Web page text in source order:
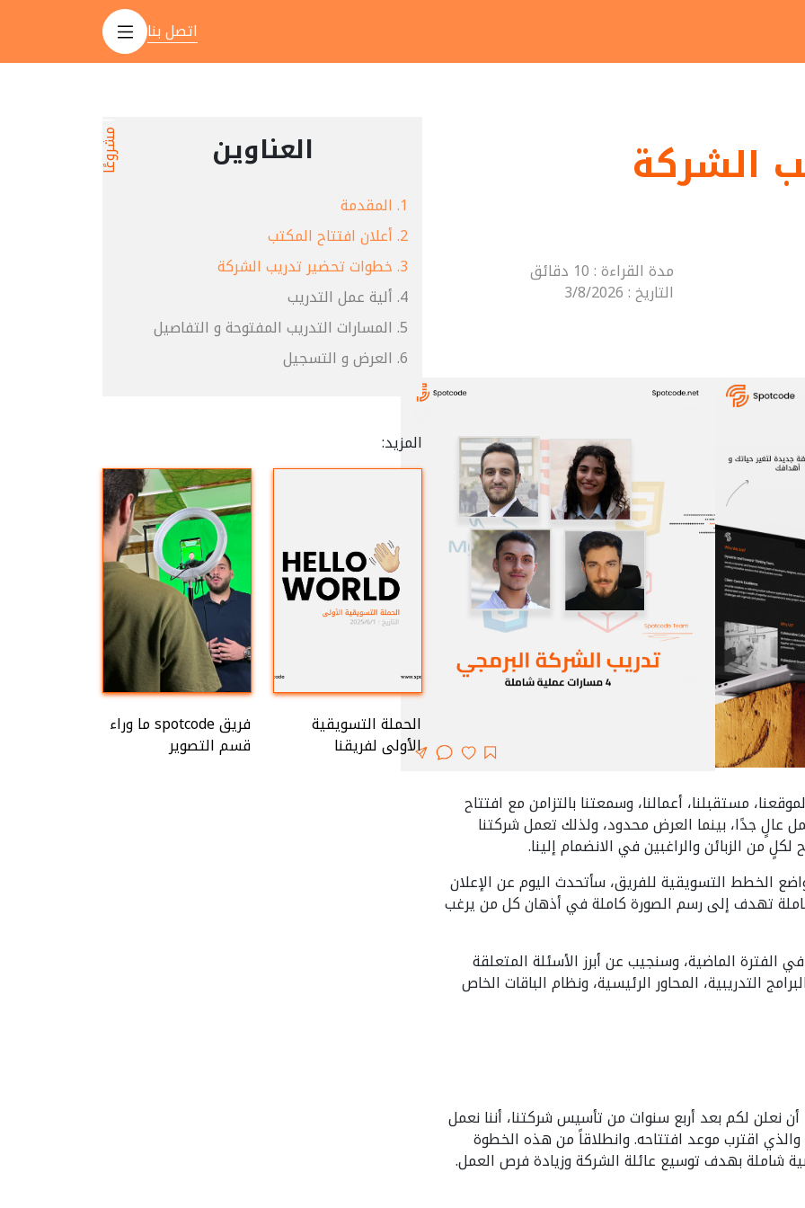
اتصل بنا
مشروعًا
تسجيل الدخول
تعاون جديد: spotcode8@gmail.com
خدمة الزبائن: services@spotcode.net
055 519 940 963+
دمشق, سوريا
Instagram - الترفيهية
Facebook
Linkedin
الشركة
مدة القراءة : 10 دقائق
التاريخ : 3/8/2026
مستقبلنا، أعمالنا، وسمعتنا بالتزامن مع افتتاح
عالٍ جدًا، بينما العرض محدود، ولذلك تعمل شركتنا
من الزبائن والراغبين في الانضمام إلينا.
الخطط التسويقية للفريق، سأتحدث اليوم عن الإعلان
تهدف إلى رسم الصورة كاملة في أذهان كل من يرغب
الماضية، وسنجيب عن أبرز الأسئلة المتعلقة
التدريبية، المحاور الرئيسية، ونظام الباقات الخاص
أن نعلن لكم بعد أربع سنوات من تأسيس شركتنا، أننا نعمل
والذي اقترب موعد افتتاحه. وانطلاقاً من هذه الخطوة
شاملة بهدف توسيع عائلة الشركة وزيادة فرص العمل.
العناوين
المقدمة
أعلان افتتاح المكتب
خطوات تحضير تدريب الشركة
ألية عمل التدريب
المسارات التدريب المفتوحة و التفاصيل
العرض و التسجيل
المزيد:
الحملة التسويقية
الأولى لفريقنا
فريق spotcode ما وراء
قسم التصوير